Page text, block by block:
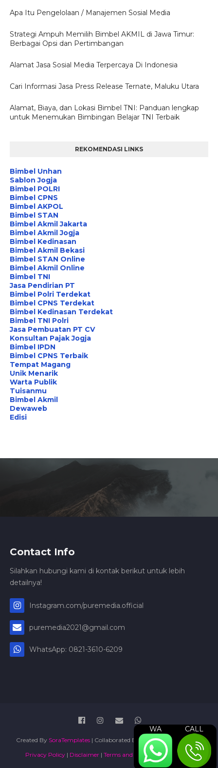
WA CALL
Apa Itu Pengelolaan / Manajemen Sosial Media
Strategi Ampuh Memilih Bimbel AKMIL di Jawa Timur:
Berbagai Opsi dan Pertimbangan
Alamat Jasa Sosial Media Terpercaya Di Indonesia
Cari Informasi Jasa Press Release Ternate, Maluku Utara
Alamat, Biaya, dan Lokasi Bimbel TNI: Panduan lengkap
untuk Menemukan Bimbingan Belajar TNI Terbaik
REKOMENDASI LINKS
Bimbel Unhan
Sablon Jogja
Bimbel POLRI
Bimbel CPNS
Bimbel AKPOL
Bimbel STAN
Bimbel Akmil Jakarta
Bimbel Akmil Jogja
Bimbel Kedinasan
Bimbel Akmil Bekasi
Bimbel STAN Online
Bimbel Akmil Online
Bimbel TNI
Jasa Pendirian PT
Bimbel Polri Terdekat
Bimbel CPNS Terdekat
Bimbel Kedinasan Terdekat
Bimbel TNI Polri
Jasa Pembuatan PT CV
Konsultan Pajak Jogja
Bimbel IPDN
Bimbel CPNS Terbaik
Tempat Magang
Unik Menarik
Warta Publik
Tuisanmu
Bimbel Akmil
Dewaweb
Edisi
Contact Info
Silahkan hubungi kami di kontak berikut untuk lebih
detailnya!
Instagram.com/puremedia.official
puremedia2021@gmail.com
WhatsApp: 0821-3610-6209
Created By SoraTemplates | Collaborated By Jasa Pengurusan PT
Privacy Policy | Disclaimer | Terms and Conditions| Sitemap